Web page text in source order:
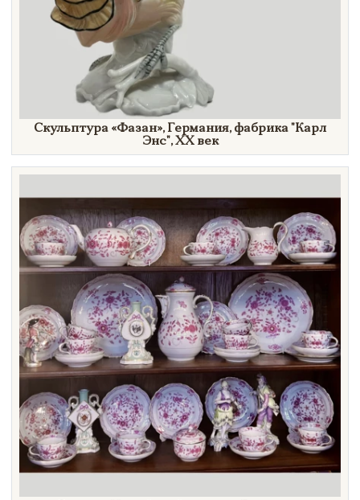
Скульптура «Фазан», Германия, фабрика"Карл
Энс",XX век